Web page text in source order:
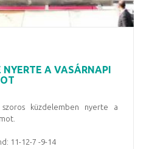
A VASÁRNAPI
küzdelemben nyerte a
11-12-7 -9-14